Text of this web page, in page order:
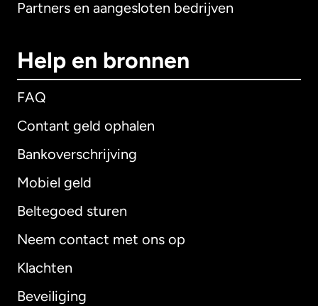
Partners en aangesloten bedrijven
Help en bronnen
FAQ
Contant geld ophalen
Bankoverschrijving
Mobiel geld
Beltegoed sturen
Neem contact met ons op
Klachten
Beveiliging